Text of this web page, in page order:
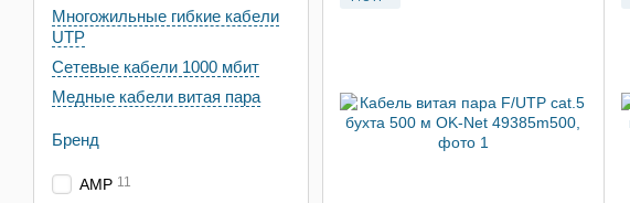
Многожильные гибкие кабели
UTP
Сетевые кабели 1000 мбит
Медные кабели витая пара
Бренд
AMP 11